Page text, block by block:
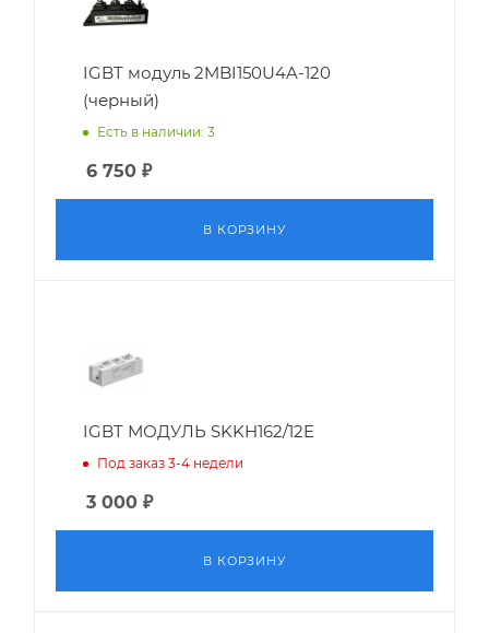
IGBT модуль 2MBI150U4A-120
(черный)
Есть в наличии: 3
6 750 ₽
В КОРЗИНУ
IGBT МОДУЛЬ SKKH162/12E
Под заказ 3-4 недели
3 000 ₽
В КОРЗИНУ